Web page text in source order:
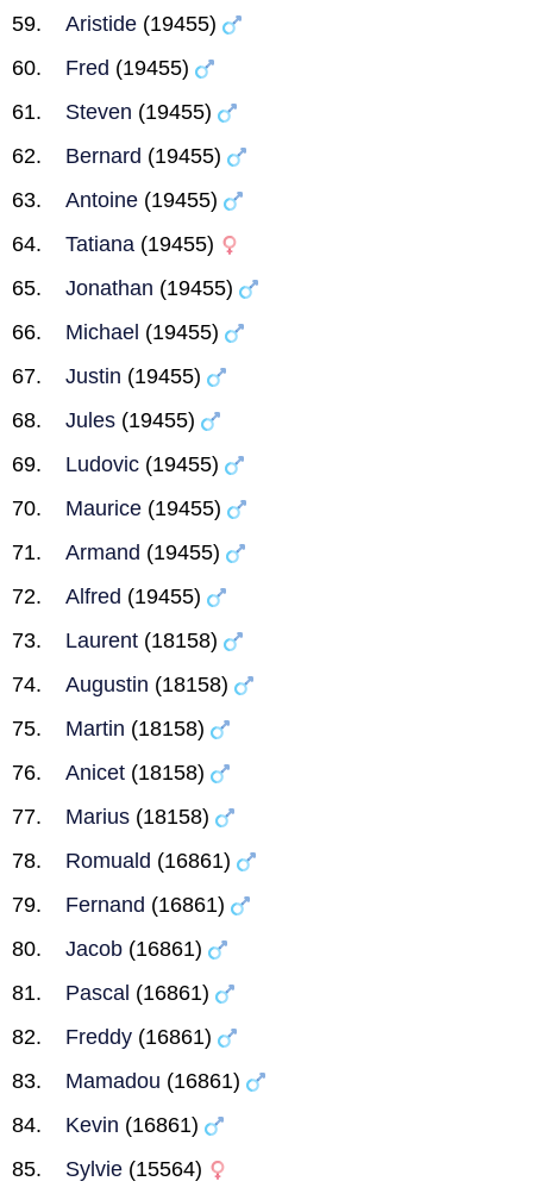
Aristide (19455)
Fred (19455)
Steven (19455)
Bernard (19455)
Antoine (19455)
Tatiana (19455)
Jonathan (19455)
Michael (19455)
Justin (19455)
Jules (19455)
Ludovic (19455)
Maurice (19455)
Armand (19455)
Alfred (19455)
Laurent (18158)
Augustin (18158)
Martin (18158)
Anicet (18158)
Marius (18158)
Romuald (16861)
Fernand (16861)
Jacob (16861)
Pascal (16861)
Freddy (16861)
Mamadou (16861)
Kevin (16861)
Sylvie (15564)